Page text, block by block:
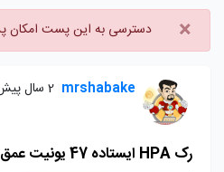
× دسترسی به این پست امکان
mrshabake 2 سال پیش
رک HPA ايستاده 47 يونيت عمق 80